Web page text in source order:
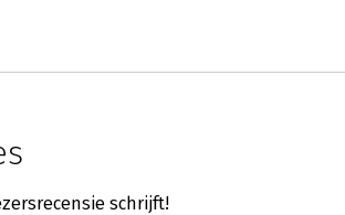
schrijft!